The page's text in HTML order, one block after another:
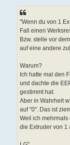
"Wenn du von 1
Fall einen
Bzw. stelle vor
auf eine andere
Warum?
Ich hatte mal den
und dachte die
gestimmt hat.
Aber in Wahrheit
auf "0". Das ist
Weil ich mehrmals
die Extruder von 1